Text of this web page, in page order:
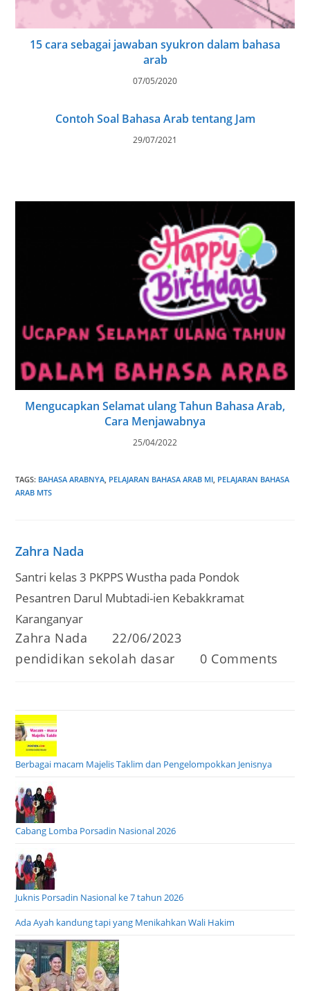
15 cara sebagai jawaban syukron dalam bahasa
arab
07/05/2020
Contoh Soal Bahasa Arab tentang Jam
29/07/2021
Mengucapkan Selamat ulang Tahun Bahasa Arab,
Cara Menjawabnya
25/04/2022
TAGS: BAHASA ARABNYA PELAJARAN BAHASA ARAB MI PELAJARAN BAHASA
ARAB MTS
Zahra Nada
Santri kelas 3 PKPPS Wustha pada Pondok
Pesantren Darul Mubtadi-ien Kebakkramat
Karanganyar
Post
Zahra Nada
Post
22/06/2023
Post
category:
pendidikan sekolah dasar
Post
0 Comments
Berbagai macam Majelis Taklim dan Pengelompokkan Jenisnya
Cabang Lomba Porsadin Nasional 2026
Juknis Porsadin Nasional ke 7 tahun 2026
Ada Ayah kandung tapi yang Menikahkan Wali Hakim